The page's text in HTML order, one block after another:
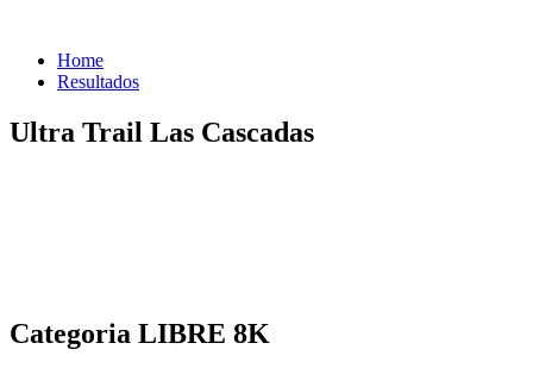
Home
Resultados
Ultra Trail Las Cascadas
Categoria LIBRE 8K